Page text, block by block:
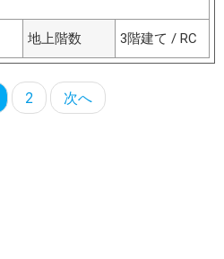
地上階数 3階建て / RC
2 次へ